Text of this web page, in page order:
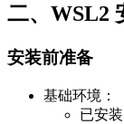
二、WSL2
安装前准备​​
​​基础环境​​：
已安装